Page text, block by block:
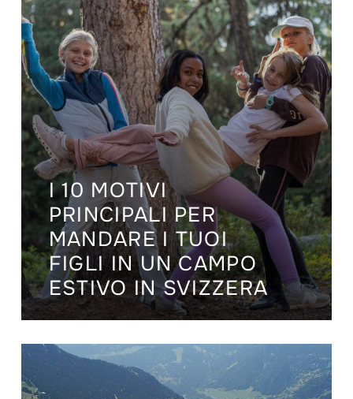
I 10 MOTIVI
PRINCIPALI PER
MANDARE I TUOI
FIGLI IN UN CAMPO
ESTIVO IN SVIZZERA